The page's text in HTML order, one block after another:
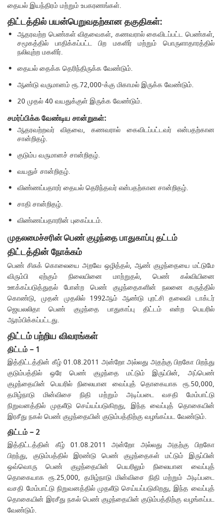
தையல் இயந்திரம் மற்றும் உபகரணங்கள்.
திட்டத்தில் பயன்பெறுவதற்கான தகுதிகள்:
ஆதரவற்ற பெண்கள் விதவைகள், கணவரால் கைவிடப்பட்ட பெண்கள்,
சமூகத்தில் பாதிக்கப்பட்ட பிற மகளிர் மற்றும் பொருளாதாரத்தில்
நலிவுற்ற மகளிர்.
தையல் தைக்க தெரிந்திருக்க வேண்டும்.
ஆண்டு வருமானம் ரூ.72,000-க்கு மிகாமல் இருக்க வேண்டும்.
20 முதல் 40 வயதுக்குள் இருக்க வேண்டும்.
சமர்ப்பிக்க வேண்டிய சான்றுகள்:
ஆதரவற்றவர் விதவை, கணவரால் கைவிடப்பட்டவர் என்பதற்கான
சான்றிதழ்.
குடும்ப வருமானச் சான்றிதழ்.
வயதுச் சான்றிதழ்.
விண்ணப்பதாரர் தையல் தெரிந்தவர் என்பதற்கான சான்றிதழ்.
சாதி சான்றிதழ்.
விண்ணப்பதாரரின் புகைப்படம்.
முதலமைச்சரின் பெண் குழந்தை பாதுகாப்பு தட்டம்
திட்டத்தின் நோக்கம்
பெண் சிசுக் கொலையை அறவே ஒழித்தல், ஆண் குழந்தையை மட்டுமே
விரும்பி ஏற்கும் நிலையினை மாற்றுதல், பெண் கல்வியினை
ஊக்கப்படுத்துதல் போன்ற பெண் குழந்தைகளின் நலனை கருத்தில்
கொண்டு, முதன் முதலில் 1992ஆம் ஆண்டு புரட்சி தலைவி டாக்டர்
ஜெயலலிதா பெண் குழந்தை பாதுகாப்பு திட்டம் என்ற பெயரில்
ஆரம்பிக்கப்பட்டது.
திட்டம் பற்றிய விவரங்கள்
திட்டம் – 1
இத்திட்டத்தின் கீழ் 01.08.2011 அன்றோ அல்லது அதற்கு பிறகோ பிறந்து
குடும்பத்தில் ஒரே பெண் குழந்தை மட்டும் இருப்பின், அப்பெண்
குழந்தையின் பெயரில் நிலையான வைப்புத் தொகையாக ரூ.50,000,
தமிழ்நாடு மின்விசை நிதி மற்றும் அடிப்படை வசதி மேம்பாட்டு
நிறுவனத்தில் முதலீடு செய்யப்படுகிறது, இந்த வைப்புத் தொகையின்
இரசீது நகல் பெண் குழந்தையின் குடும்பத்திற்கு வழங்கப்பட வேண்டும்.
திட்டம் – 2
இத்திட்டத்தின் கீழ் 01.08.2011 அன்றோ அல்லது அதற்கு பிறகோ
பிறந்து, குடும்பத்தில் இரண்டு பெண் குழந்தைகள் மட்டும் இருப்பின்
ஒவ்வொரு பெண் குழந்தையின் பெயரிலும் நிலையான வைப்புத்
தொகையாக ரூ.25,000, தமிழ்நாடு மின்விசை நிதி மற்றும் அடிப்படை
வசதி மேம்பாட்டு நிறுவனத்தில் முதலீடு செய்யப்படுகிறது, இந்த வைப்புத்
தொகையின் இரசீது நகல் பெண் குழந்தையின் குடும்பத்திற்கு வழங்கப்பட
வேண்டும்.